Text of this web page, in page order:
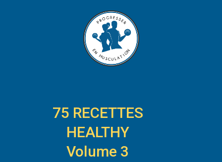
75 RECETTES
HEALTHY
Volume 3